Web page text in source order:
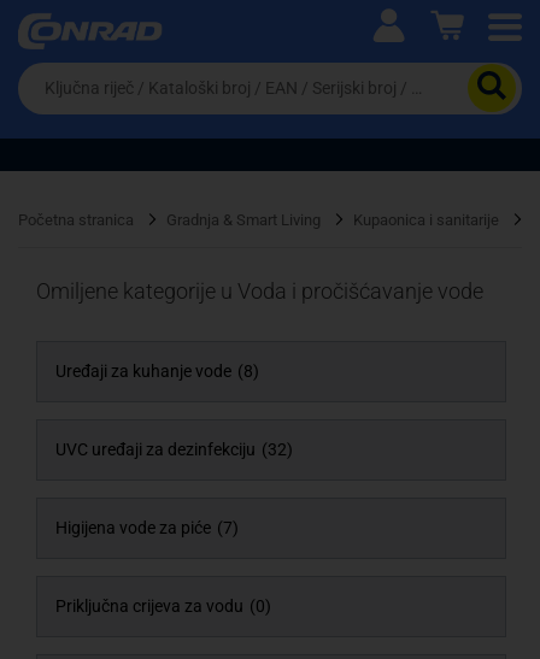
Ova postavka prilagođava asortiman proizvoda i
cijene vašim potrebama.
Da
biste
potražili
proizvod,
unesite
riječ,
EAN
Početna stranica Gradnja & Smart Living Kupaonica i sanitarije
Omiljene kategorije u Voda i pročišćavanje vode
Uređaji za kuhanje vode (8)
UVC uređaji za dezinfekciju (32)
Higijena vode za piće (7)
Priključna crijeva za vodu (0)